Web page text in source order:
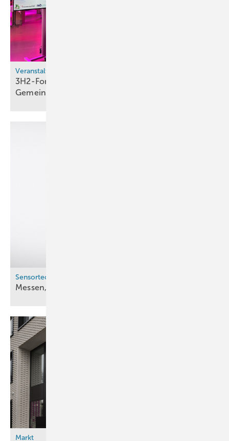
Veranstaltungsrückblick
3H2-Forum in Basel: Wasserstoff als
Gemeinschaftsaufgabe im
Sensortechnik
Messen, was
Markt